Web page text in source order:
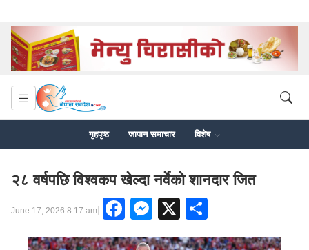
गृहपृष्ठ जापान समाचार विशेष
२८ वर्षपछि विश्वकप खेल्दा नर्वेको शानदार जित
June 17, 2026 8:17 am| Facebook
Messenger
X